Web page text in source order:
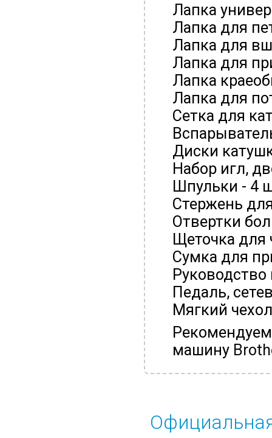
Лапка
Лапка для
Лапка для
Лапка для
Лапка
Лапка для
Сетка для
Диски
Набор игл,
Шпульки - 4
Стержень
Отвертки
Щеточка для
Сумка для
Педаль,
Мягкий чехол
машину